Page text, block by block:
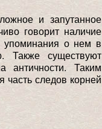
и запутанное
говорит наличие
упоминания о нем в
Также существуют
античности. Таким
следов корней